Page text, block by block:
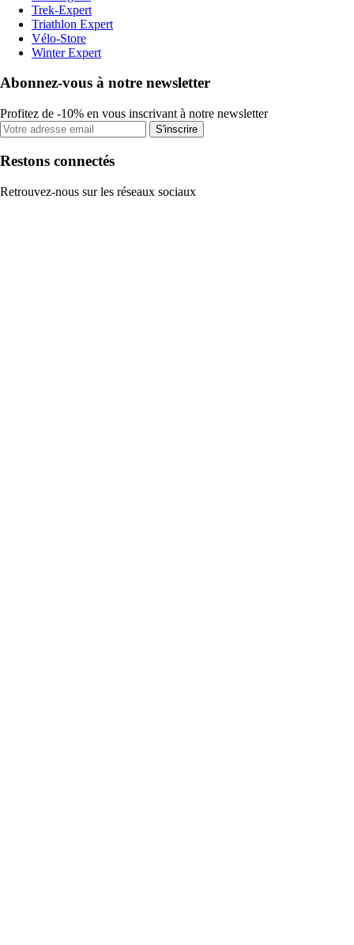
Trek-Expert
Triathlon Expert
Vélo-Store
Winter Expert
Abonnez-vous à notre newsletter
Profitez de -10% en vous inscrivant à notre newsletter
S'inscrire
Restons connectés
Retrouvez-nous sur les réseaux sociaux